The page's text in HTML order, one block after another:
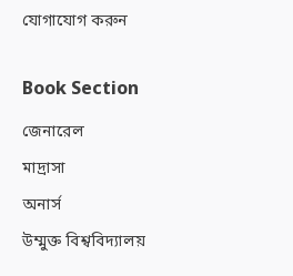
যোগাযোগ করুন
Book Section
জেনারেল
মাদ্রাসা
অনার্স
উম্মুক্ত বিশ্ববিদ্যালয়